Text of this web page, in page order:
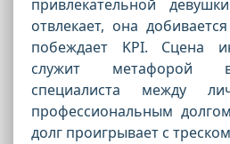
привлекательной
отвлекает, она
побеждает KPI. Сцена
служит метафорой
специалиста между
профессиональным
долг проигрывает с